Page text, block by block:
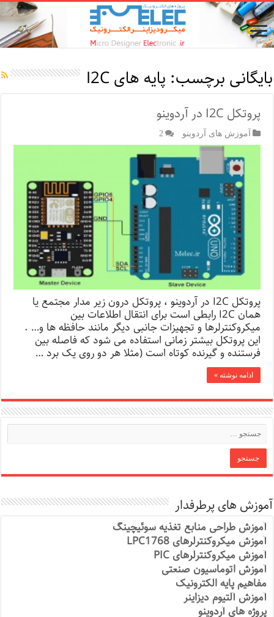
بایگانی برچسب: پایه های I2C
پروتکل I2C در آردوینو
آموزش های آردوینو 2
پروتکل I2C در آردوینو ، پروتکل درون زیر مدار مجتمع یا
همان I2C رابطی است برای انتقال اطلاعات بین
میکروکنترلرها و تجهیزات جانبی دیگر مانند حافظه ها و… .
این پروتکل بیشتر زمانی استفاده می شود که فاصله بین
فرستنده و گیرنده کوتاه است (مثلا هر دو روی یک برد …
ادامه نوشته »
آموزش های پرطرفدار
آموزش طراحی منابع تغذیه سوئیچینگ
آموزش میکروکنترلرهای LPC1768
آموزش میکروکنترلرهای PIC
آموزش اتوماسیون صنعتی
مفاهیم پایه الکترونیک
آموزش آلتیوم دیزاینر
پروژه های آردوینو